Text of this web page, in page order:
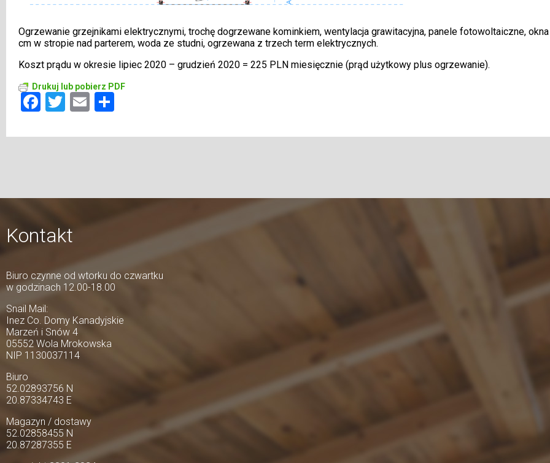
Ogrzewanie grzejnikami elektrycznymi, trochę dogrzewane kominkiem, wentylacja grawitacyjna, panele fotowoltaiczne,
cm w stropie nad parterem, woda ze studni, ogrzewana z trzech term elektrycznych.
Koszt prądu w okresie lipiec 2020 – grudzień 2020 = 225 PLN miesięcznie (prąd użytkowy plus ogrzewanie).
Drukuj lub pobierz PDF
Facebook
TwitterEmail
Kontakt
Biuro czynne od wtorku do czwartku
w godzinach 12.00-18.00
Snail Mail:
Inez Co. Domy Kanadyjskie
Marzeń i Snów 4
05552 Wola Mrokowska
NIP 1130037114
Biuro
52.02893756 N
20.87334743 E
Magazyn / dostawy
52.02858455 N
20.87287355 E